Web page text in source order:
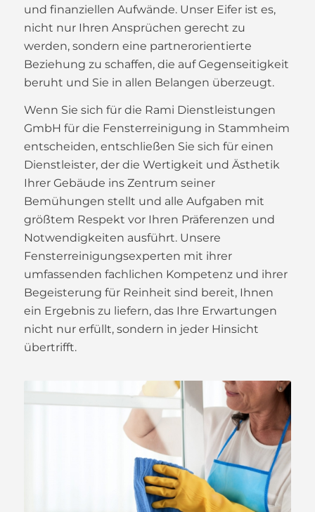
und finanziellen Aufwände. Unser Eifer ist es,
nicht nur Ihren Ansprüchen gerecht zu
werden, sondern eine partnerorientierte
Beziehung zu schaffen, die auf Gegenseitigkeit
beruht und Sie in allen Belangen überzeugt.
Wenn Sie sich für die Rami Dienstleistungen
GmbH für die Fensterreinigung in Stammheim
entscheiden, entschließen Sie sich für einen
Dienstleister, der die Wertigkeit und Ästhetik
Ihrer Gebäude ins Zentrum seiner
Bemühungen stellt und alle Aufgaben mit
größtem Respekt vor Ihren Präferenzen und
Notwendigkeiten ausführt. Unsere
Fensterreinigungsexperten mit ihrer
umfassenden fachlichen Kompetenz und ihrer
Begeisterung für Reinheit sind bereit, Ihnen
ein Ergebnis zu liefern, das Ihre Erwartungen
nicht nur erfüllt, sondern in jeder Hinsicht
übertrifft.